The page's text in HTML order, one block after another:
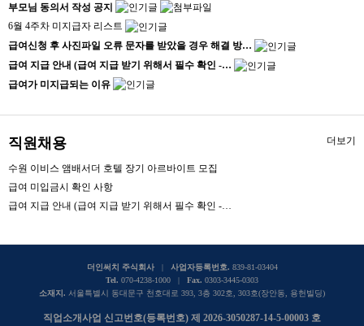
부모님 동의서 작성 공지
6월 4주차 미지급자 리스트
급여신청 후 사진파일 오류 문자를 받았을 경우 해결 방…
급여 지급 안내 (급여 지급 받기 위해서 필수 확인 -…
급여가 미지급되는 이유
직원채용
수원 이비스 앰배서더 호텔 장기 아르바이트 모집
급여 미입금시 확인 사항
급여 지급 안내 (급여 지급 받기 위해서 필수 확인 -…
더보기
더인써치 주식회사| 사업자등록번호. 839-81-03404
Tel. 070-4238-1000 | Fax. 0303-3445-0303
소재지. 서울특별시 동대문구 천호대로 393, 3층 302호, 303호(장안동, 용헌빌딩)
직업소개사업 신고번호(등록번호) 제 2026-3050287-14-5-00003 호